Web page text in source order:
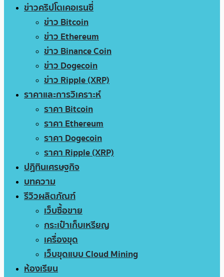
ข่าวคริปโตเคอเรนซี่
ข่าว Bitcoin
ข่าว Ethereum
ข่าว Binance Coin
ข่าว Dogecoin
ข่าว Ripple (XRP)
ราคาและการวิเคราะห์
ราคา Bitcoin
ราคา Ethereum
ราคา Dogecoin
ราคา Ripple (XRP)
ปฏิทินเศรษฐกิจ
บทความ
รีวิวผลิตภัณฑ์
เว็บซื้อขาย
กระเป๋าเก็บเหรียญ
เครื่องขุด
เว็บขุดแบบ Cloud Mining
ห้องเรียน